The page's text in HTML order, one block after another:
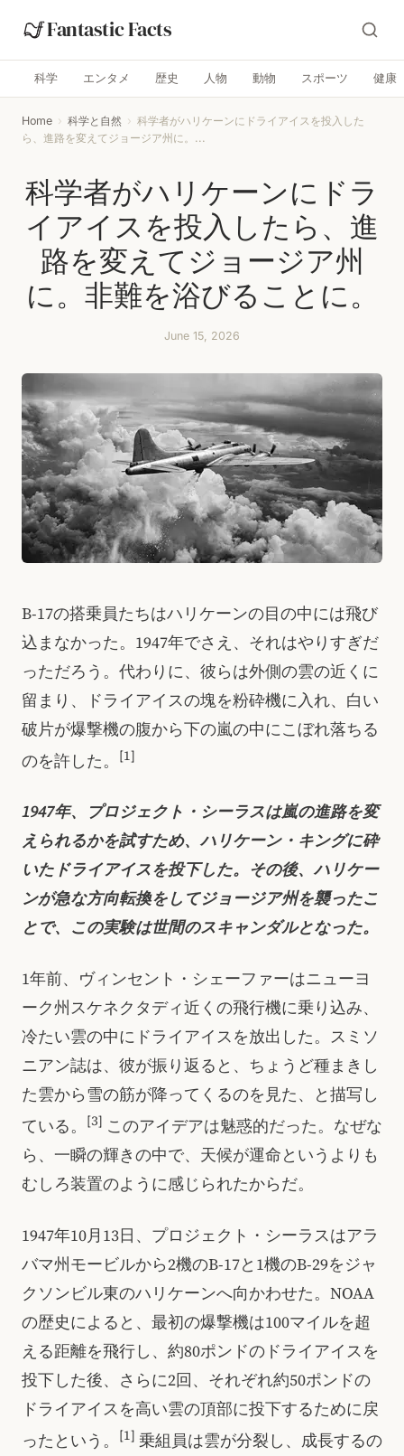
Fantastic Facts
科学 エンタメ 歴史 人物 動物 スポーツ 健康
Home › 科学と自然 › 科学者がハリケーンにドライアイスを投入した
ら、進路を変えてジョージア州に。...
科学者がハリケーンにドラ
イアイスを投入したら、進
路を変えてジョージア州
に。非難を浴びることに。
June 15, 2026
B-17の搭乗員たちはハリケーンの目の中には飛び
込まなかった。1947年でさえ、それはやりすぎだ
っただろう。代わりに、彼らは外側の雲の近くに
留まり、ドライアイスの塊を粉砕機に入れ、白い
破片が爆撃機の腹から下の嵐の中にこぼれ落ちる
のを許した。
[1]
1947年、プロジェクト・シーラスは嵐の進路を変
えられるかを試すため、ハリケーン・キングに砕
いたドライアイスを投下した。その後、ハリケー
ンが急な方向転換をしてジョージア州を襲ったこ
とで、この実験は世間のスキャンダルとなった。
1年前、ヴィンセント・シェーファーはニューヨ
ーク州スケネクタディ近くの飛行機に乗り込み、
冷たい雲の中にドライアイスを放出した。スミソ
ニアン誌は、彼が振り返ると、ちょうど種まきし
た雲から雪の筋が降ってくるのを見た、と描写し
ている。
[3] このアイデアは魅惑的だった。なぜな
ら、一瞬の輝きの中で、天候が運命というよりも
むしろ装置のように感じられたからだ。
1947年10月13日、プロジェクト・シーラスはアラ
バマ州モービルから2機のB-17と1機のB-29をジャ
クソンビル東のハリケーンへ向かわせた。NOAA
の歴史によると、最初の爆撃機は100マイルを超
える距離を飛行し、約80ポンドのドライアイスを
投下した後、さらに2回、それぞれ約50ポンドの
ドライアイスを高い雲の頂部に投下するために戻
ったという。
[1] 乗組員は雲が分裂し、成長するの